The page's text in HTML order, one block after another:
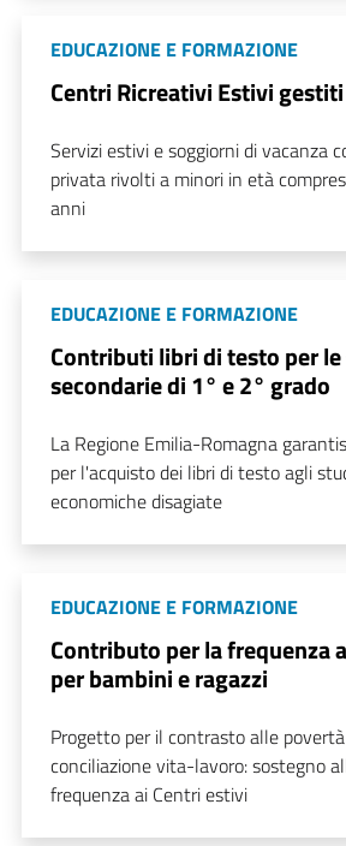
EDUCAZIONE E FORMAZIONE
Centri Ricreativi Estivi
Servizi estivi e soggiorni di vacanza
privata rivolti a minori in età
anni
EDUCAZIONE E FORMAZIONE
Contributi libri di testo per
secondarie di 1° e 2° grado
La Regione Emilia-Romagna
per l'acquisto dei libri di testo agli
economiche disagiate
EDUCAZIONE E FORMAZIONE
Contributo per la frequenza
per bambini e ragazzi
Progetto per il contrasto alle
conciliazione vita-lavoro: sostegno
frequenza ai Centri estivi